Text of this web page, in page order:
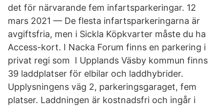
det för närvarande fem infartsparkeringar. 12
mars 2021 — De flesta infartsparkeringarna är
avgiftsfria, men i Sickla Köpkvarter måste du ha
Access-kort. I Nacka Forum finns en parkering i
privat regi som I Upplands Väsby kommun finns
39 laddplatser för elbilar och laddhybrider.
Upplysningens väg 2, parkeringsgaraget, fem
platser. Laddningen är kostnadsfri och ingår i